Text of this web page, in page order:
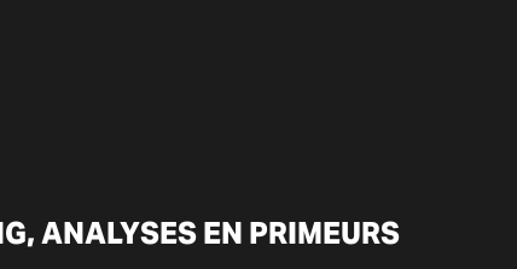
ANALYSES EN PRIMEURS